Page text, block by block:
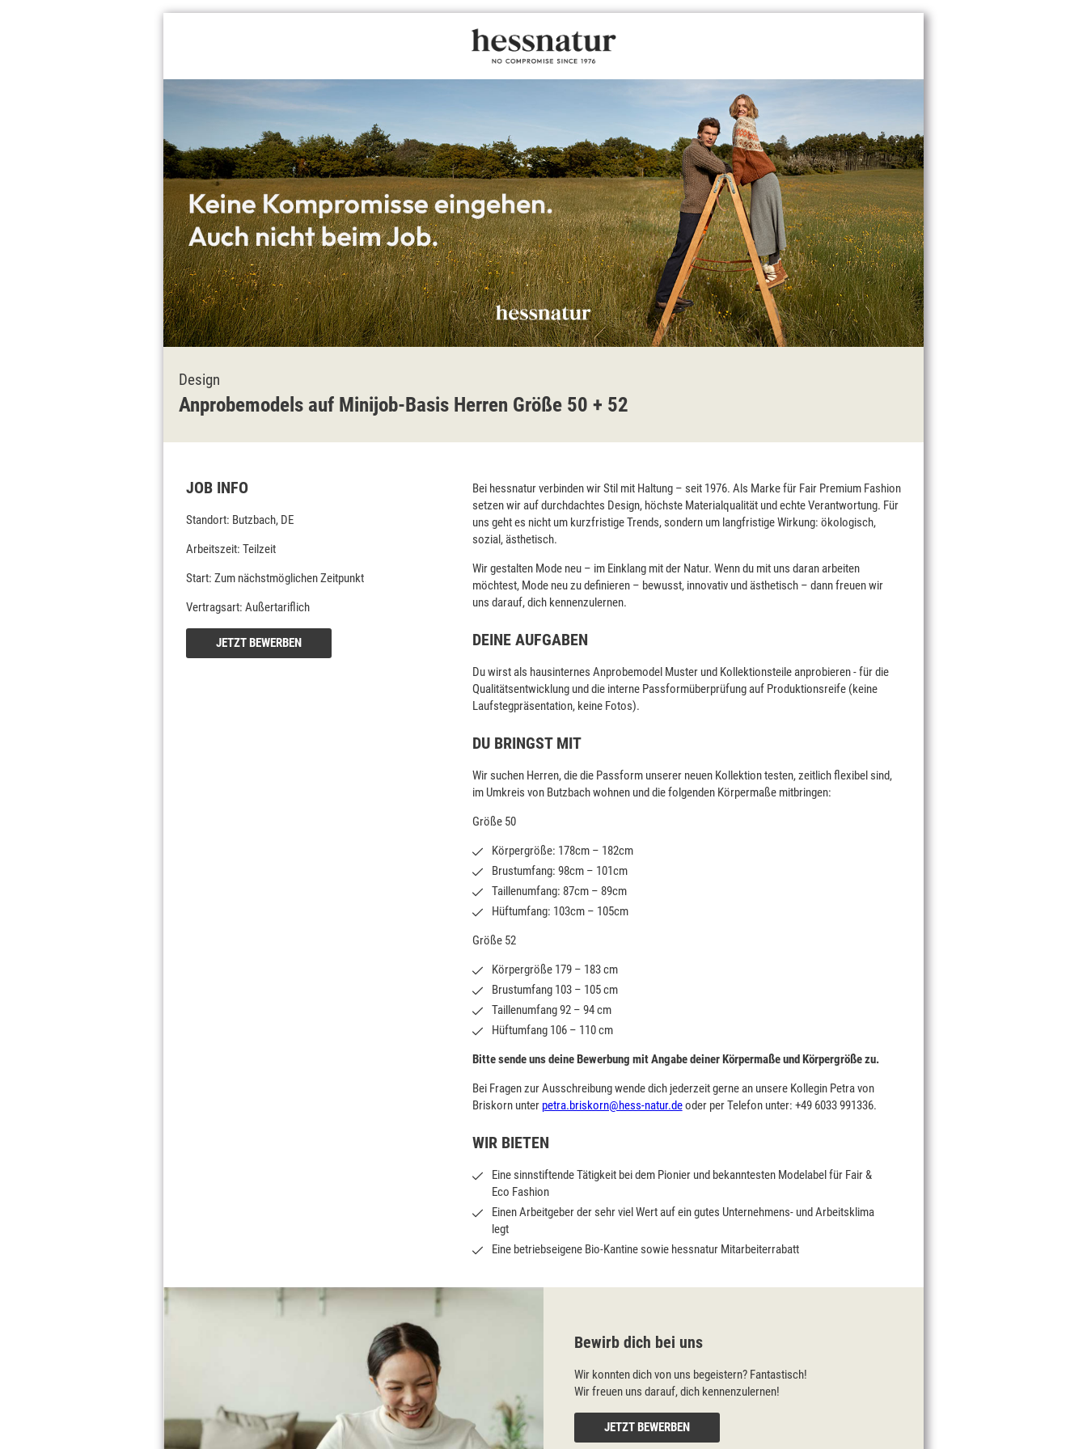
Design
Anprobemodels auf Minijob-Basis Herren Größe 50 + 52
JOB INFO
Standort: Butzbach, DE
Arbeitszeit: Teilzeit
Start: Zum nächstmöglichen Zeitpunkt
Vertragsart: Außertariflich
JETZT BEWERBEN
Bei hessnatur verbinden wir Stil mit Haltung – seit 1976. Als Marke für Fair Premium Fashion
setzen wir auf durchdachtes Design, höchste Materialqualität und echte Verantwortung. Für
uns geht es nicht um kurzfristige Trends, sondern um langfristige Wirkung: ökologisch,
sozial, ästhetisch.
Wir gestalten Mode neu – im Einklang mit der Natur. Wenn du mit uns daran arbeiten
möchtest, Mode neu zu definieren – bewusst, innovativ und ästhetisch – dann freuen wir
uns darauf, dich kennenzulernen.
DEINE AUFGABEN
Du wirst als hausinternes Anprobemodel Muster und Kollektionsteile anprobieren - für die
Qualitätsentwicklung und die interne Passformüberprüfung auf Produktionsreife (keine
Laufstegpräsentation, keine Fotos).
DU BRINGST MIT
Wir suchen Herren, die die Passform unserer neuen Kollektion testen, zeitlich flexibel sind,
im Umkreis von Butzbach wohnen und die folgenden Körpermaße mitbringen:
Größe 50
Körpergröße: 178cm – 182cm
Brustumfang: 98cm – 101cm
Taillenumfang: 87cm – 89cm
Hüftumfang: 103cm – 105cm
Größe 52
Körpergröße 179 – 183 cm
Brustumfang 103 – 105 cm
Taillenumfang 92 – 94 cm
Hüftumfang 106 – 110 cm
Bitte sende uns deine Bewerbung mit Angabe deiner Körpermaße und Körpergröße zu.
Bei Fragen zur Ausschreibung wende dich jederzeit gerne an unsere Kollegin Petra von
Briskorn unter petra.briskorn@hess-natur.deoder per Telefon unter: +49 6033 991336.
WIR BIETEN
Eine sinnstiftende Tätigkeit bei dem Pionier und bekanntesten Modelabel für Fair &
Eco Fashion
Einen Arbeitgeber der sehr viel Wert auf ein gutes Unternehmens- und Arbeitsklima
legt
Eine betriebseigene Bio-Kantine sowie hessnatur Mitarbeiterrabatt
Bewirb dich bei uns
Wir konnten dich von uns begeistern? Fantastisch!
Wir freuen uns darauf, dich kennenzulernen!
JETZT BEWERBEN